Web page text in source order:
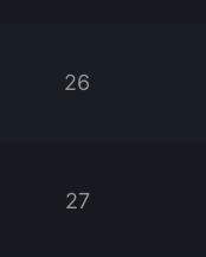
26
27